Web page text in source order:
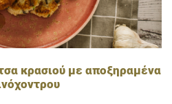
κρασιού με αποξηραμένα